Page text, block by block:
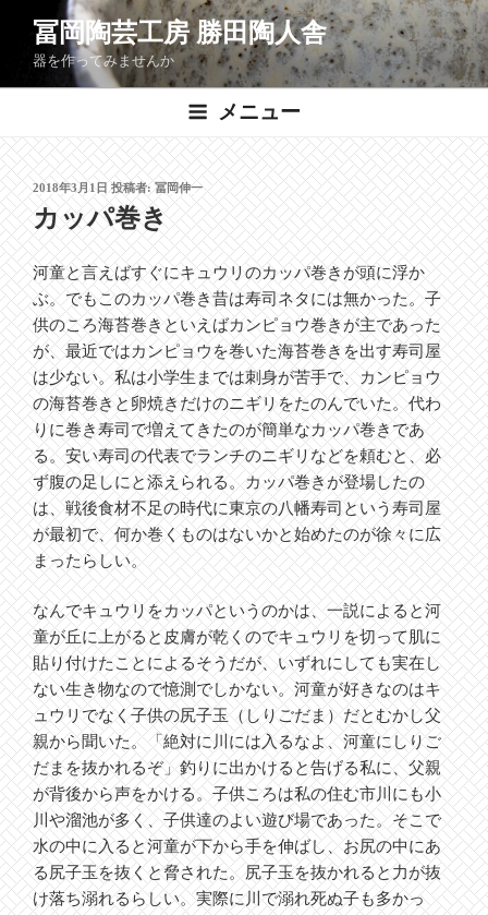
ン
へ
ス
キ
ッ
プ
冨岡陶芸工房 勝田陶人舎
器を作ってみませんか
メニュー
投
稿
日:
2018年3月1日投稿者:冨岡伸一
カッパ巻き
河童と言えばすぐにキュウリのカッパ巻きが頭に浮か
ぶ。でもこのカッパ巻き昔は寿司ネタには無かった。子
供のころ海苔巻きといえばカンピョウ巻きが主であった
が、最近ではカンピョウを巻いた海苔巻きを出す寿司屋
は少ない。私は小学生までは刺身が苦手で、カンピョウ
の海苔巻きと卵焼きだけのニギリをたのんでいた。代わ
りに巻き寿司で増えてきたのが簡単なカッパ巻きであ
る。安い寿司の代表でランチのニギリなどを頼むと、必
ず腹の足しにと添えられる。カッパ巻きが登場したの
は、戦後食材不足の時代に東京の八幡寿司という寿司屋
が最初で、何か巻くものはないかと始めたのが徐々に広
まったらしい。
なんでキュウリをカッパというのかは、一説によると河
童が丘に上がると皮膚が乾くのでキュウリを切って肌に
貼り付けたことによるそうだが、いずれにしても実在し
ない生き物なので憶測でしかない。河童が好きなのはキ
ュウリでなく子供の尻子玉（しりごだま）だとむかし父
親から聞いた。「絶対に川には入るなよ、河童にしりご
だまを抜かれるぞ」釣りに出かけると告げる私に、父親
が背後から声をかける。子供ころは私の住む市川にも小
川や溜池が多く、子供達のよい遊び場であった。そこで
水の中に入ると河童が下から手を伸ばし、お尻の中にあ
る尻子玉を抜くと脅された。尻子玉を抜かれると力が抜
け落ち溺れるらしい。実際に川で溺れ死ぬ子も多かっ